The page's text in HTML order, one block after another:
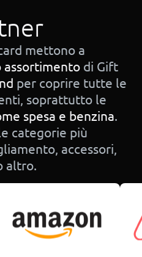
mettono a
assortimento di Gift
per coprire tutte le
soprattutto le
spesa e benzina.
categorie più
accessori,
altro.